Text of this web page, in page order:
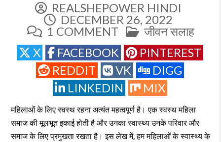
REALSHEPOWER HINDI
DECEMBER 26, 2022
1 COMMENTON
एक
स्वस्थ
और
सकारात्मक
जीवन
लिए
निर्देश
POSTED
IN
जीवन सलाह
X
FACEBOOK
PINTEREST
REDDIT
VK
DIGG
LINKEDIN
MIX
महिलाओं के लिए स्वस्थ रहना अत्यंत महत्वपूर्ण है। एक स्वस्थ महिला
समाज की मूलभूत इकाई होती है और उनका स्वास्थ्य उनके परिवार और
समाज के लिए प्रमुखता रखता है। इस लेख में, हम महिलाओं के स्वास्थ्य के